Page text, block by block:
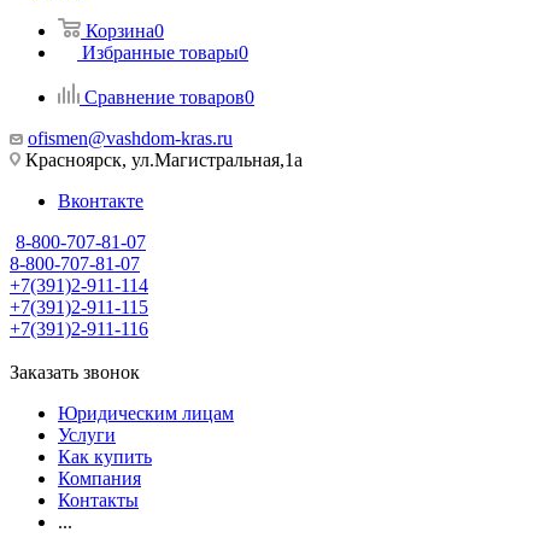
Корзина0
Избранные товары0
Сравнение товаров0
ofismen@vashdom-kras.ru
Красноярск, ул.Магистральная,1а
Вконтакте
8-800-707-81-07
8-800-707-81-07
+7(391)2-911-114
+7(391)2-911-115
+7(391)2-911-116
Заказать звонок
Юридическим лицам
Услуги
Как купить
Компания
Контакты
...